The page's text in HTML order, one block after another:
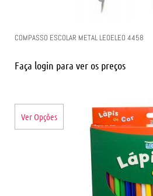
COMPASSO ESCOLAR METAL LEOELEO 4458
Faça login para ver os preços
Ver Opções